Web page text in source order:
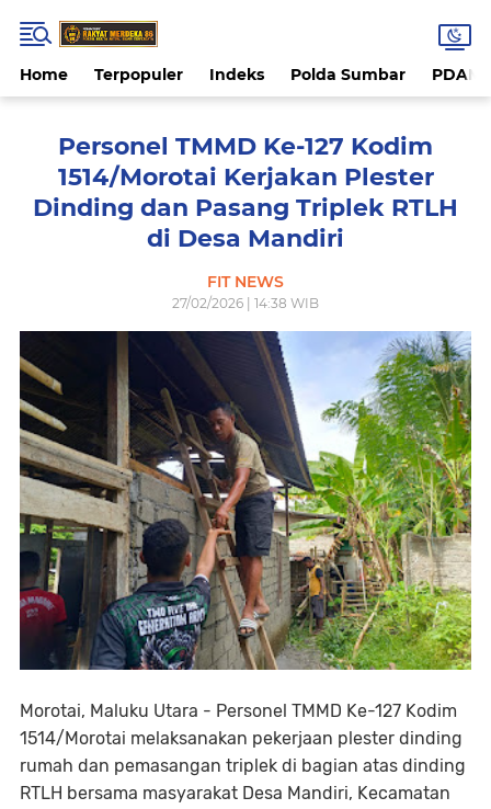
Home Terpopuler Indeks Polda Sumbar PDAM
Personel TMMD Ke-127 Kodim
1514/Morotai Kerjakan Plester
Dinding dan Pasang Triplek RTLH
di Desa Mandiri
FIT NEWS
27/02/2026 | 14:38 WIB
Morotai, Maluku Utara - Personel TMMD Ke-127 Kodim
1514/Morotai melaksanakan pekerjaan plester dinding
rumah dan pemasangan triplek di bagian atas dinding
RTLH bersama masyarakat Desa Mandiri, Kecamatan